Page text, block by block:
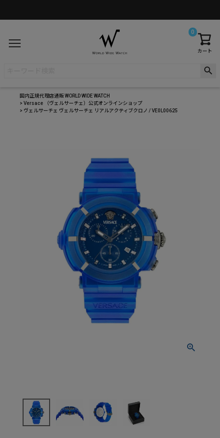
カート
0
国内正規代理店通販 WORLD WIDE WATCH
Versace （ヴェルサーチェ）公式オンラインショップ
ヴェルサーチェ ヴェルサーチェ リアルアクティブクロノ / VE0L00625